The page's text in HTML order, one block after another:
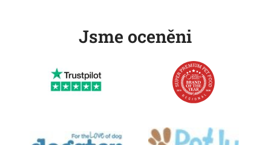
Jsme oceněni